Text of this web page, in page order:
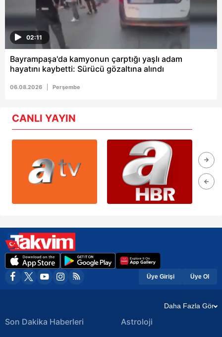
02:11
Bayrampaşa'da kamyonun çarptığı yaşlı adam
hayatını kaybetti: Sürücü gözaltına alındı
06.08.2026 Perşembe
CANLI YAYIN
Üye Girişi Üye Ol
Daha Fazla Gör
Son Dakika Haberleri
Astroloji